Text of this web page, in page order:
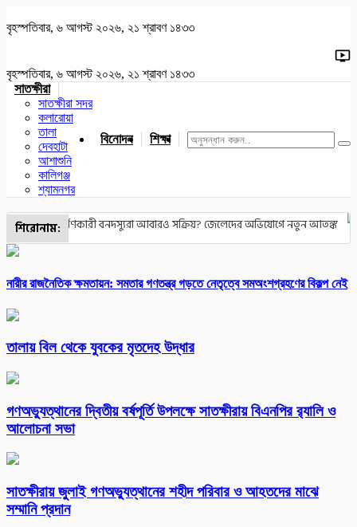
বৃহস্পতিবার, ৬ আগস্ট ২০২৬, ২১ শ্রাবণ ১৪৩৩
বৃহস্পতিবার, ৬ আগস্ট ২০২৬, ২১ শ্রাবণ ১৪৩৩
সাতক্ষীরা
সাতক্ষীরা সদর
কলারোয়া
তালা
দেবহাটা
আশাশুনি
কালিগঞ্জ
শ্যামনগর
বিনোদন শিক্ষা খেলাধুলা জাতীয় যশোর
শিরোনাম:
আত্মসমর্পণকারী বনদস্যুরা আবারও সক্রিয়? জেলেদের অভিযোগে নতুন আতঙ্ক
নারীর রাজনৈতিক ক্ষমতায়ন: সমতার গণতন্ত্র গড়তে নেতৃত্বে সমঅংশগ্রহণের বিকল্প নেই
তালায় বিল থেকে যুবকের মৃতদেহ উদ্ধার
গণঅভ্যুত্থানের দ্বিতীয় বর্ষপূর্তি উপলক্ষে সাতক্ষীরায় বিএনপির র‌্যালি ও
আলোচনা সভা
সাতক্ষীরায় জুলাই গণঅভ্যুত্থানের শহীদ পরিবার ও আহতদের মাঝে
সম্মানি প্রদান